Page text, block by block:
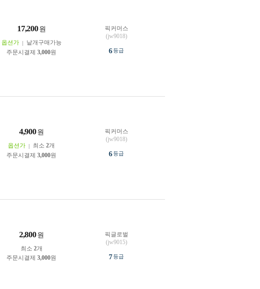
17,200 원
옵션가
낱개구매가능
주문시결제 3,000원
픽커머스
(jw9018)
6등급
4,900 원
옵션가 최소 2개
주문시결제 3,000원
픽커머스
(jw9018)
6등급
2,800 원
최소 2개
주문시결제 3,000원
픽글로벌
(jw9015)
7등급